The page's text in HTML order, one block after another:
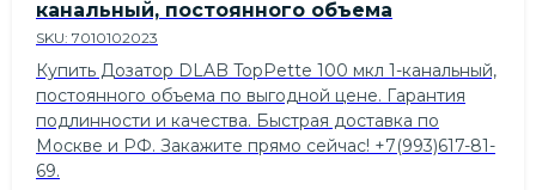
канальный, постоянного объема
SKU: 7010102023
Купить Дозатор DLAB TopPette 100 мкл 1-канальный,
постоянного объема по выгодной цене. Гарантия
подлинности и качества. Быстрая доставка по
Москве и РФ. Закажите прямо сейчас! +7(993)617-81-
69.